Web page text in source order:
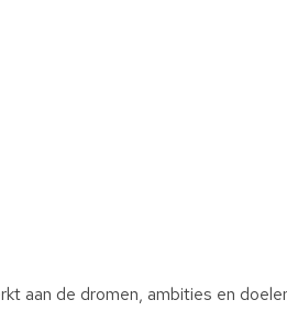
aan de dromen, ambities en